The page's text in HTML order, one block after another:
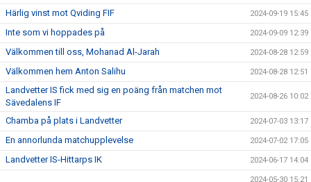
Härlig vinst mot Qviding FIF 2024-09-19 15:45
Inte som vi hoppades på 2024-09-09 12:39
Välkommen till oss, Mohanad Al-Jarah 2024-08-28 12:59
Välkommen hem Anton Salihu 2024-08-28 12:51
Landvetter IS fick med sig en poäng från matchen mot
Sävedalens IF
2024-08-26 10:02
Chamba på plats i Landvetter 2024-07-03 13:17
En annorlunda matchupplevelse 2024-07-02 17:05
Landvetter IS-Hittarps IK 2024-06-17 14:04
2024-05-30 15:21